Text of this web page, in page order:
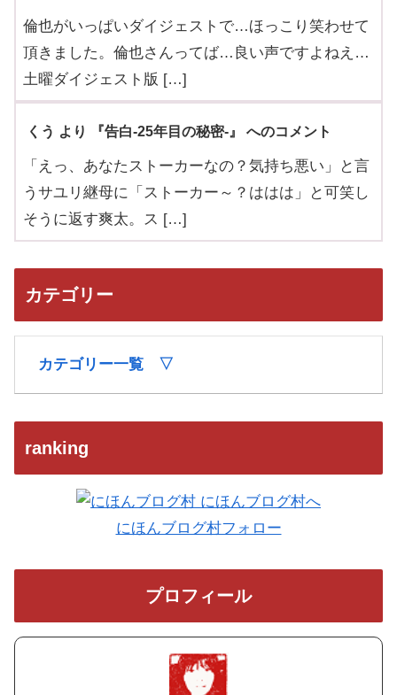
倫也がいっぱいダイジェストで…ほっこり笑わせて
頂きました。倫也さんってば…良い声ですよねえ…
土曜ダイジェスト版 […]
くう より 『告白-25年目の秘密-』 へのコメント
「えっ、あなたストーカーなの？気持ち悪い」と言
うサユリ継母に「ストーカー～？ははは」と可笑し
そうに返す爽太。ス […]
カテゴリー
カテゴリー一覧 ▽
ranking
にほんブログ村フォロー
プロフィール